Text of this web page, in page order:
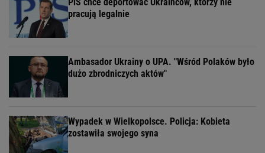
PiS chce deportować Ukraińców, którzy nie
pracują legalnie
Ambasador Ukrainy o UPA. "Wśród Polaków było
dużo zbrodniczych aktów"
Wypadek w Wielkopolsce. Policja: Kobieta
zostawiła swojego syna